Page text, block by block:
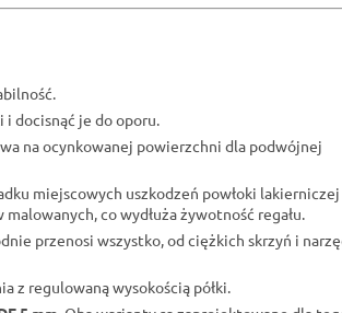
i docisnąć je do oporu.
na ocynkowanej powierzchni dla podwójnej
miejscowych uszkodzeń powłoki
co wydłuża żywotność regału.
przenosi wszystko, od ciężkich skrzyń i
z regulowaną wysokością półki.